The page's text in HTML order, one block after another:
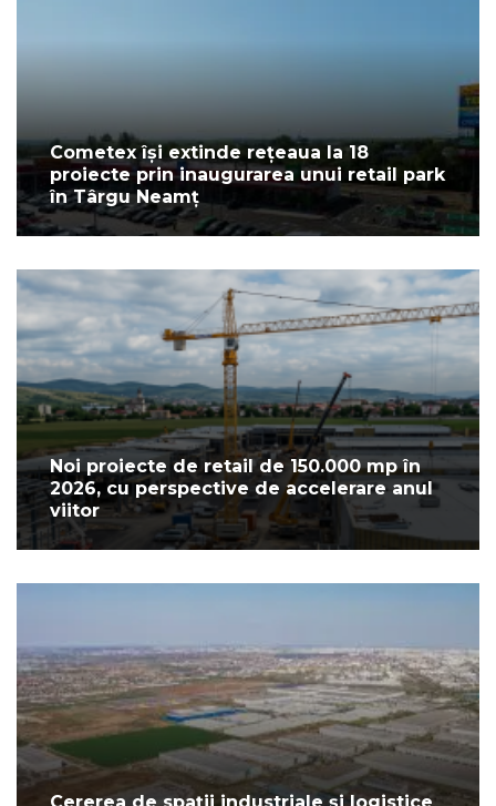
Cometex își extinde rețeaua la 18
proiecte prin inaugurarea unui retail park
în Târgu Neamț
Noi proiecte de retail de 150.000 mp în
2026, cu perspective de accelerare anul
viitor